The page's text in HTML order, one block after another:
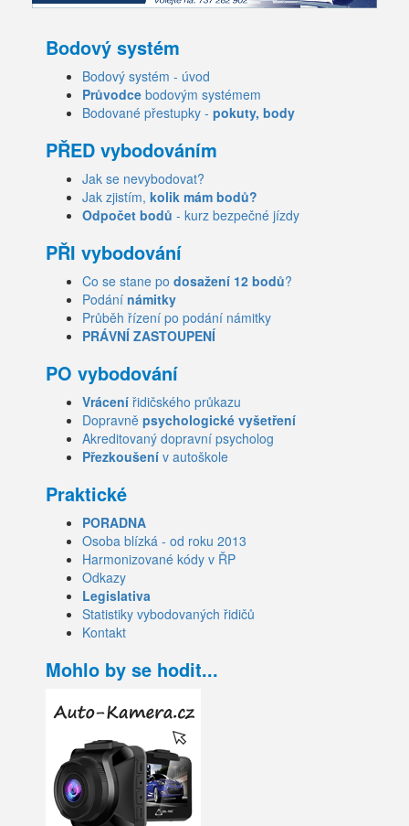
Bodový systém
Bodový systém - úvod
Průvodce bodovým systémem
Bodované přestupky - pokuty, body
PŘED vybodováním
Jak se nevybodovat?
Jak zjistím, kolik mám bodů?
Odpočet bodů - kurz bezpečné jízdy
PŘI vybodování
Co se stane po dosažení 12 bodů?
Podání námitky
Průběh řízení po podání námitky
PRÁVNÍ ZASTOUPENÍ
PO vybodování
Vrácení řidičského průkazu
Dopravně psychologické vyšetření
Akreditovaný dopravní psycholog
Přezkoušení v autoškole
Praktické
PORADNA
Osoba blízká - od roku 2013
Harmonizované kódy v ŘP
Odkazy
Legislativa
Statistiky vybodovaných řidičů
Kontakt
Mohlo by se hodit...